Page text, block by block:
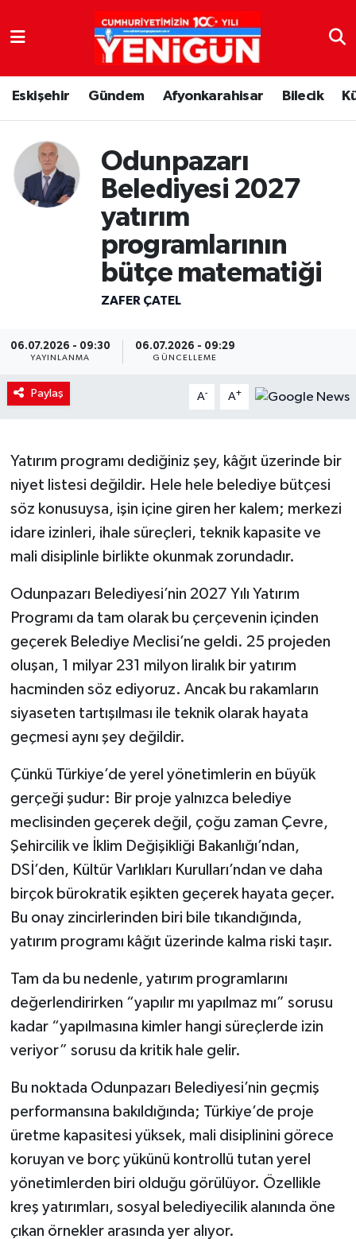
Eskişehir Gündem Afyonkarahisar Bilecik
Odunpazarı
Belediyesi 2027
yatırım
programlarının
bütçe matematiği
ZAFER ÇATEL
06.07.2026 - 09:30
YAYINLANMA
06.07.2026 - 09:29
GÜNCELLEME
Paylaş A- A+
Yatırım programı dediğiniz şey, kâğıt üzerinde bir
niyet listesi değildir. Hele hele belediye bütçesi
söz konusuysa, işin içine giren her kalem; merkezi
idare izinleri, ihale süreçleri, teknik kapasite ve
mali disiplinle birlikte okunmak zorundadır.
Odunpazarı Belediyesi’nin 2027 Yılı Yatırım
Programı da tam olarak bu çerçevenin içinden
geçerek Belediye Meclisi’ne geldi. 25 projeden
oluşan, 1 milyar 231 milyon liralık bir yatırım
hacminden söz ediyoruz. Ancak bu rakamların
siyaseten tartışılması ile teknik olarak hayata
geçmesi aynı şey değildir.
Çünkü Türkiye’de yerel yönetimlerin en büyük
gerçeği şudur: Bir proje yalnızca belediye
meclisinden geçerek değil, çoğu zaman Çevre,
Şehircilik ve İklim Değişikliği Bakanlığı’ndan,
DSİ’den, Kültür Varlıkları Kurulları’ndan ve daha
birçok bürokratik eşikten geçerek hayata geçer.
Bu onay zincirlerinden biri bile tıkandığında,
yatırım programı kâğıt üzerinde kalma riski taşır.
Tam da bu nedenle, yatırım programlarını
değerlendirirken “yapılır mı yapılmaz mı” sorusu
kadar “yapılmasına kimler hangi süreçlerde izin
veriyor” sorusu da kritik hale gelir.
Bu noktada Odunpazarı Belediyesi’nin geçmiş
performansına bakıldığında; Türkiye’de proje
üretme kapasitesi yüksek, mali disiplinini görece
koruyan ve borç yükünü kontrollü tutan yerel
yönetimlerden biri olduğu görülüyor. Özellikle
kreş yatırımları, sosyal belediyecilik alanında öne
çıkan örnekler arasında yer alıyor.
Nöbetçi Eczaneler
Hava Durumu
Trafik Durumu
Süper Lig Puan Durumu ve Fikstür
Tüm Manşetler
Son Dakika Haberleri
Haber Arşivi